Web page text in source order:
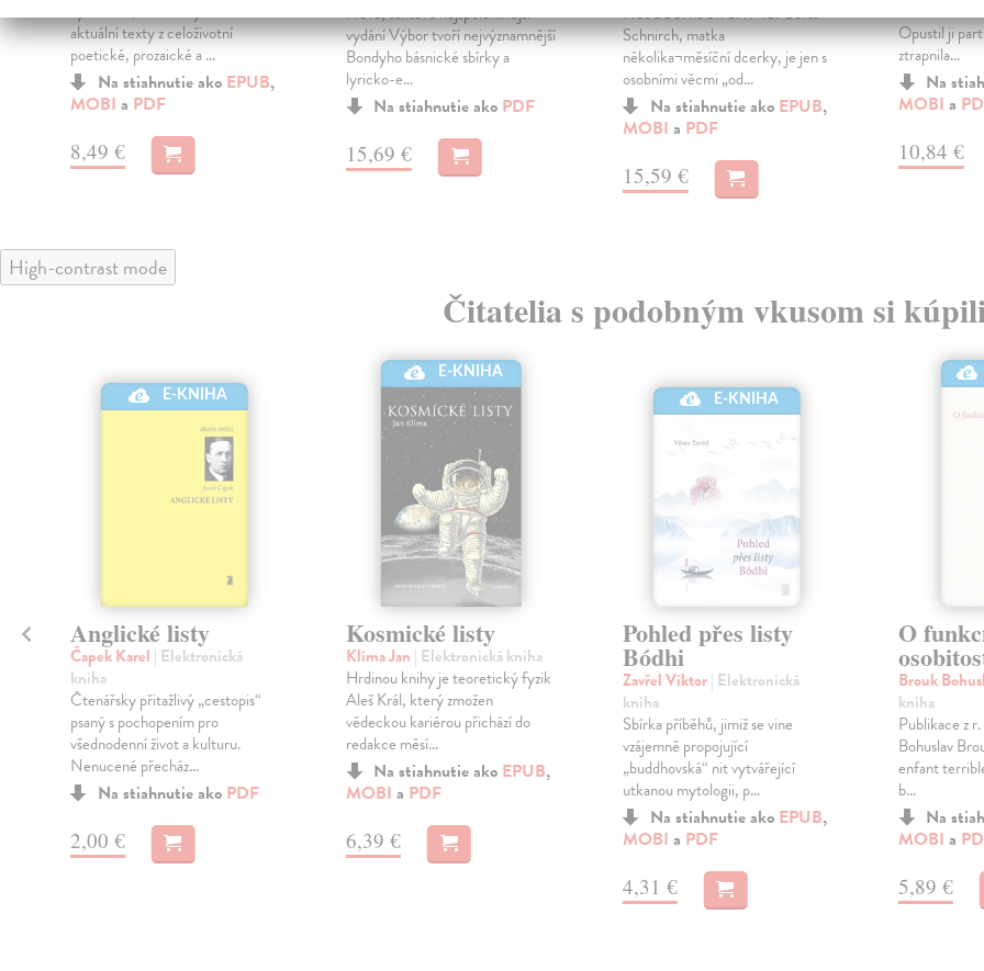
aktuální texty z celoživotní
poetické, prozaické a ...
Na stiahnutie ako EPUB,
MOBI a PDF
8,49 €
Nové, textově nejspolehlivější
vydání Výbor tvoří nejvýznamnější
Bondyho básnické sbírky a
lyricko-e...
Na stiahnutie ako PDF
15,69 €
Noc z 30. na 31. 5. 1945. Gerta
Schnirch, matka
několika¬měsíční dcerky, je jen s
osobními věcmi „od...
Na stiahnutie ako EPUB,
MOBI a PDF
15,59 €
Opustil ji
ztrapnila...
Na
MOBI a
10,84 €
High-contrast mode
Čitatelia s podobným vkusom si
E-KNIHA
Anglické listy
Čapek Karel | Elektronická
kniha
Čtenářsky přitažlivý „cestopis“
psaný s pochopením pro
všednodenní život a kulturu.
Nenucené přecház...
Na stiahnutie ako PDF
2,00 €
E-KNIHA
Kosmické listy
Klíma Jan | Elektronická kniha
Hrdinou knihy je teoretický fyzik
Aleš Král, který zmožen
vědeckou kariérou přichází do
redakce měsí...
Na stiahnutie ako EPUB,
MOBI a PDF
6,39 €
E-KNIHA
Pohled přes listy
Bódhi
Zavřel Viktor| Elektronická
kniha
Sbírka příběhů, jimiž se vine
vzájemně propojující
„buddhovská“ nit vytvářející
utkanou mytologii, p...
Na stiahnutie ako EPUB,
MOBI a PDF
4,31 €
O
Brouk
kniha
Publikace z
Bohuslav
enfant
b...
Na
MOBI a
5,89 €